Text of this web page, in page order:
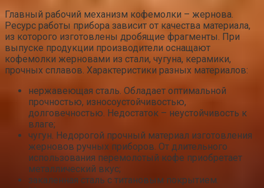
Главный рабочий механизм кофемолки – жернова.
Ресурс работы прибора зависит от качества материала,
из которого изготовлены дробящие фрагменты. При
выпуске продукции производители оснащают
кофемолки жерновами из стали, чугуна, керамики,
прочных сплавов. Характеристики разных материалов:
нержавеющая сталь. Обладает оптимальной
прочностью, износоустойчивостью,
долговечностью. Недостаток – неустойчивость к
влаге;
чугун. Недорогой прочный материал изготовления
жерновов ручных приборов. От длительного
использования перемолотый кофе приобретает
металлический вкус;
закаленная сталь с титановым покрытием.